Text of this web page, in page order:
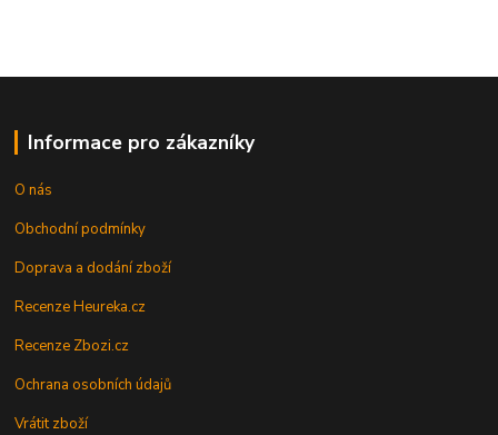
Informace pro zákazníky
O nás
Obchodní podmínky
Doprava a dodání zboží
Recenze Heureka.cz
Recenze Zbozi.cz
Ochrana osobních údajů
Vrátit zboží